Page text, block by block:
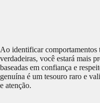
Ao identificar comportamentos
verdadeiras, você estará mais
baseadas em confiança e
genuína é um tesouro raro e
e atenção.